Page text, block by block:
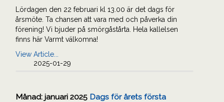
Lördagen den 22 februari kl 13.00 är det dags för
årsmöte. Ta chansen att vara med och påverka din
förening! Vi bjuder på smörgåstårta. Hela kallelsen
finns här Varmt välkomna!
View Article...
2025-01-29
Månad: januari 2025 Dags för årets första